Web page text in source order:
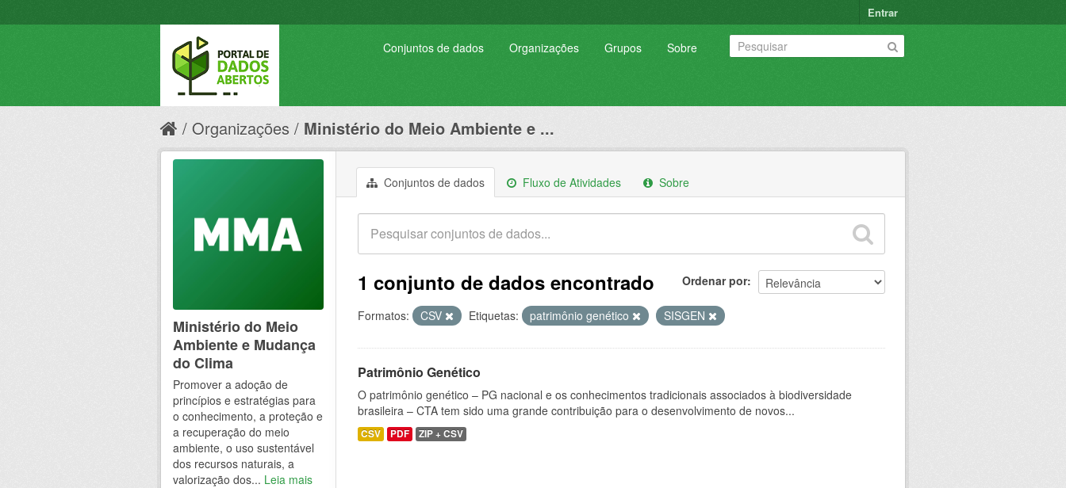
Entrar
Conjuntos de dados Organizações Grupos Sobre
Organizações Ministério do Meio Ambiente e ...
Conjuntos de dados Fluxo de Atividades Sobre
Ordenar por
1 conjunto de dados encontrado
Formatos: CSV Etiquetas: patrimônio genético SISGEN
Patrimônio Genético
O patrimônio genético – PG nacional e os conhecimentos tradicionais associados à biodiversidade
brasileira – CTA tem sido uma grande contribuição para o desenvolvimento de novos...
CSV PDF ZIP + CSV
Ministério do Meio
Ambiente e Mudança
do Clima
Promover a adoção de
princípios e estratégias para
o conhecimento, a proteção e
a recuperação do meio
ambiente, o uso sustentável
dos recursos naturais, a
valorização dos... Leia mais